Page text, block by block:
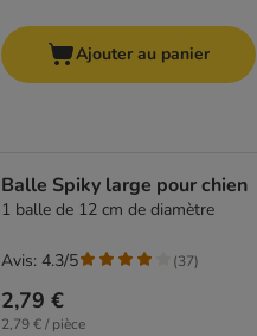
Ajouter au panier
Balle Spiky large pour chien
1 balle de 12 cm de diamètre
2,79 €
2,79 € / pièce
Avis: 4.3/5 (37)